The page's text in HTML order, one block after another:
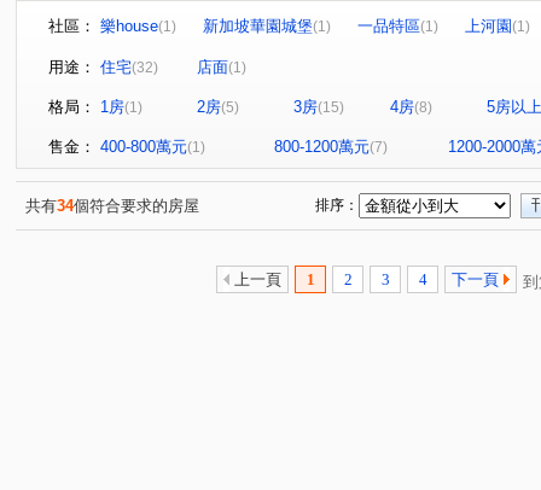
社區： 樂house(1) 新加坡華園城堡(1) 一品特區(1) 上河園(1)
閱讀台灣
新大直蘇黎市/梵谷花園蘇黎市(1) 大慶榕莊(1) 台北清水灣
天空之邑(1) 幸福我家二期 (2) 新加坡花園城堡/阿亮的家(1)
黎明華廈(1) 法國愛樂(1) 宏道巴黎首都(1) 芳洲一路(1)
仁愛路(1) 文程路 新五路三段(2) 水碓路(1)
明志
新城一路(1) 芳洲路(1) 芳洲五路(1) 成泰路一段(1)
成泰路四段 新五路二段 (1) 水碓一路 (2)
用途： 住宅(32) 店面(1)
格局： 1房(1) 2房(5) 3房(15) 4房(8) 5房以上
售金： 400-800萬元(1) 800-1200萬元(7) 1200-2000萬
共有34個符合要求的房屋 排序：
上一頁 1 2 3 4 下一頁